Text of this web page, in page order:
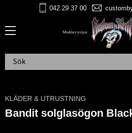
042 29 37 00
KLÄDER & UTRUSTNING
Bandit solglasögon